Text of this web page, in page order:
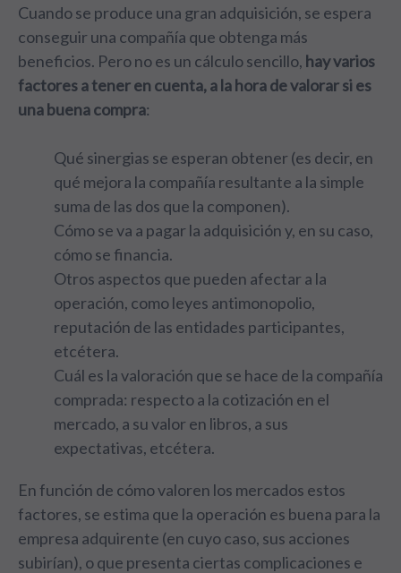
Cuando se produce una gran adquisición, se espera
conseguir una compañía que obtenga más
beneficios. Pero no es un cálculo sencillo, hay varios
factores a tener en cuenta, a la hora de valorar si es
una buena compra:
Qué sinergias se esperan obtener (es decir, en
qué mejora la compañía resultante a la simple
suma de las dos que la componen).
Cómo se va a pagar la adquisición y, en su caso,
cómo se financia.
Otros aspectos que pueden afectar a la
operación, como leyes antimonopolio,
reputación de las entidades participantes,
etcétera.
Cuál es la valoración que se hace de la compañía
comprada: respecto a la cotización en el
mercado, a su valor en libros, a sus
expectativas, etcétera.
En función de cómo valoren los mercados estos
factores, se estima que la operación es buena para la
empresa adquirente (en cuyo caso, sus acciones
subirían), o que presenta ciertas complicaciones e